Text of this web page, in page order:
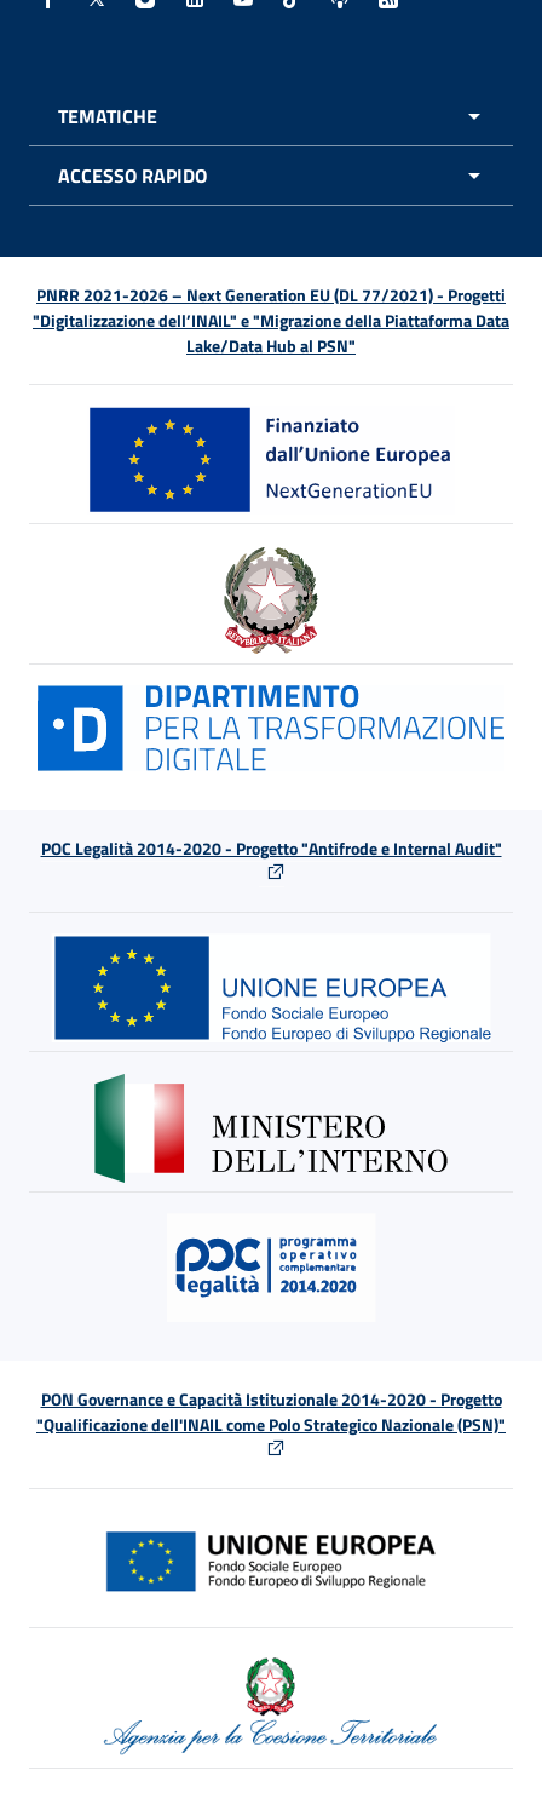
Facebook - Sito esterno - Apertura in nuova finestra
X - Sito esterno - Apertura in nuova finestra
Instagram - Sito esterno - Apertura in
Linkedin - Sito esterno - Apertura in
Youtube - Sito esterno -
TikTok - Sito esterno -
Spreaker - Sito
Feed RSS -
TEMATICHE
ACCESSO RAPIDO
PNRR 2021-2026 – Next Generation EU (DL 77/2021) - Progetti
"Digitalizzazione dell’INAIL" e "Migrazione della Piattaforma Data
Lake/Data Hub al PSN"
POC Legalità 2014-2020 - Progetto "Antifrode e Internal Audit"
PON Governance e Capacità Istituzionale 2014-2020 - Progetto
"Qualificazione dell'INAIL come Polo Strategico Nazionale (PSN)"